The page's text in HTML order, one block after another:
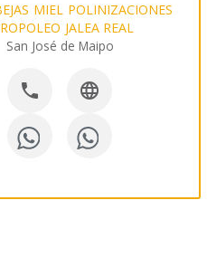
MIEL POLINIZACIONES
JALEA REAL
San José de Maipo
 